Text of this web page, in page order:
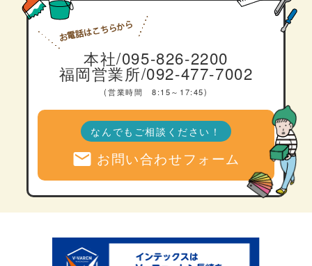
本社/095-826-2200
福岡営業所/092-477-7002
(営業時間 8:15～17:45)
なんでもご相談ください！
mail お問い合わせフォーム